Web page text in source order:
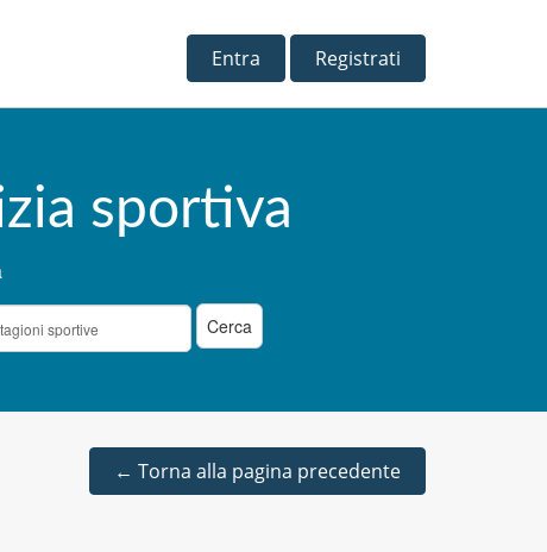
Entra Registrati
sportiva
← Torna alla pagina precedente